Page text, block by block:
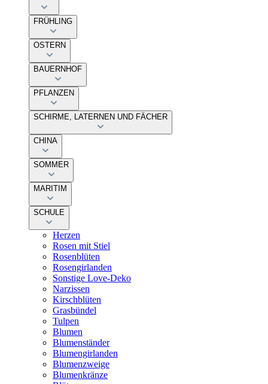
FRÜHLING
OSTERN
BAUERNHOF
PFLANZEN
SCHIRME, LATERNEN UND FÄCHER
CHINA
SOMMER
MARITIM
SCHULE
Herzen
Rosen mit Stiel
Rosenblüten
Rosengirlanden
Sonstige Love-Deko
Narzissen
Kirschblüten
Grasbündel
Tulpen
Blumen
Blumenständer
Blumengirlanden
Blumenzweige
Blumenkränze